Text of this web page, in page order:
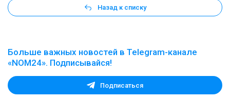
Назад к списку
Больше важных новостей в Telegram-канале
«NOM24». Подписывайся!
Подписаться